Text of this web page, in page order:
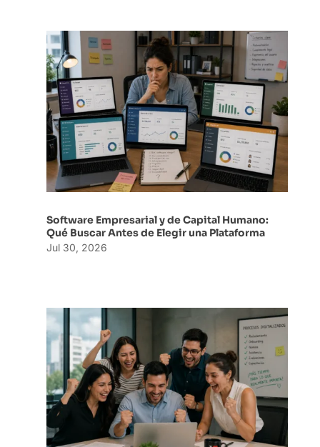
Software Empresarial y de Capital Humano:
Qué Buscar Antes de Elegir una Plataforma
Jul 30, 2026